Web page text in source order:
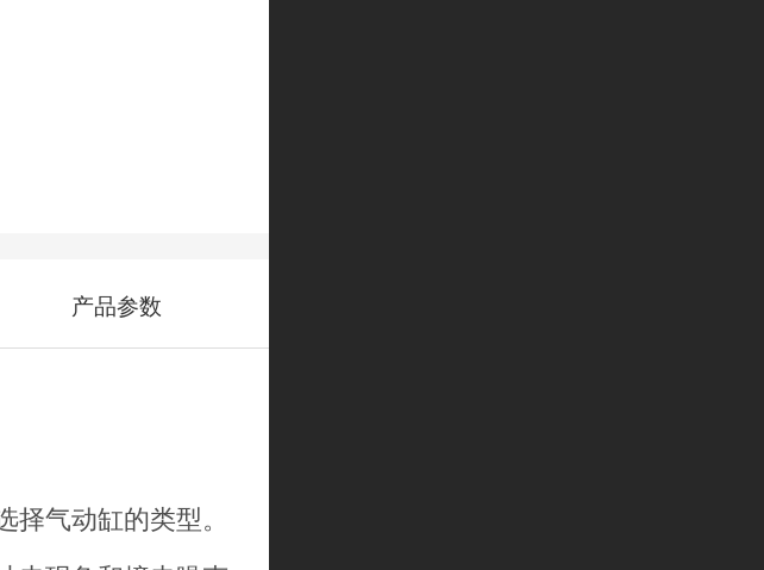
产品参数
气动缸的类型。